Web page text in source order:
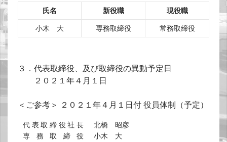
氏名 新役職 現役職
小木 大 専務取締役 常務取締役
３．代表取締役、及び取締役の異動予定日
２０２１年４月１日
＜ご参考＞ ２０２１年４月１日付 役員体制（予定）
代表取締役社長
北橋 昭彦
専務取締役
小木 大